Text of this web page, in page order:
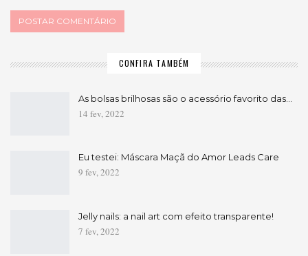
CONFIRA TAMBÉM
As bolsas brilhosas são o acessório favorito das…
14 fev, 2022
Eu testei: Máscara Maçã do Amor Leads Care
9 fev, 2022
Jelly nails: a nail art com efeito transparente!
7 fev, 2022